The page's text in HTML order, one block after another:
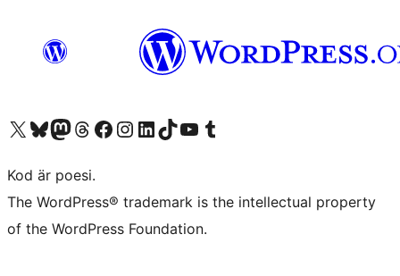
Besök vår X-konto (f.d. Twitter)
Besök vårt Bluesky-konto
Besök vårt Mastodon-konto
Besök vårt Thread-konto
Besök vår Facebook-sidaBesök vårt Instagram-konto
Besök vårt LinkedIn-konto
Besök vårt TikTok-konto
Besök vår YouTube-kanalBesök vårt Tumblr-konto
Kod är poesi.
The WordPress® trademark is the intellectual property
of the WordPress Foundation.